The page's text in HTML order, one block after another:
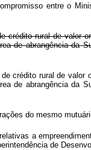
entre o
rural de valor
de abrangência da
crédito rural de
de abrangência da
do mesmo
a
de